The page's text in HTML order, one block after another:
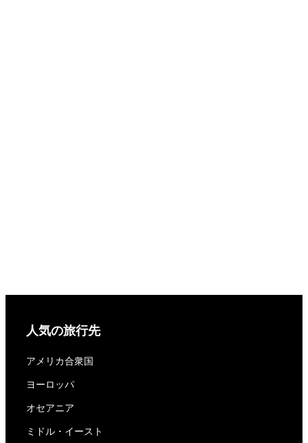
人気の旅行先
アメリカ合衆国
ヨーロッパ
オセアニア
ミドル・イースト